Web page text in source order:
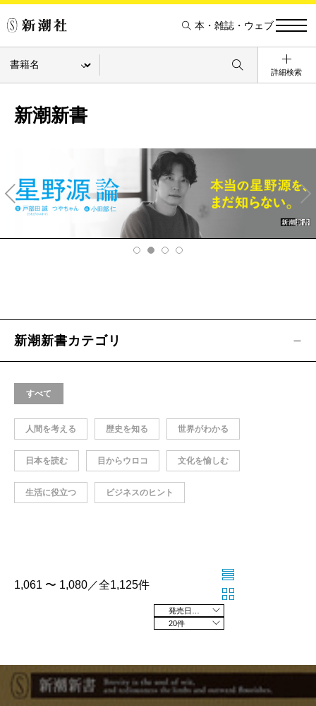
本・雑誌・ウェブ
詳細検索
新潮新書
v
Ne
xt
新潮新書カテゴリ
すべて
人間を考える 歴史を知る 世界がわかる
日本を読む 目からウロコ 文化を愉しむ
生活に役立つ ビジネスのヒント
1,061 〜 1,080／全1,125件
20件